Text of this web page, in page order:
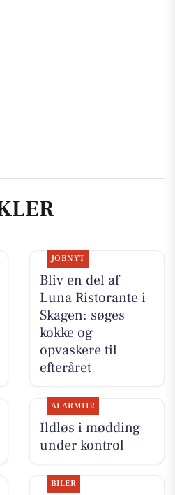
JOBNYT
Bliv en del af
Luna Ristorante i
Skagen: søges
kokke og
opvaskere til
efteråret
ALARM112
Ildløs i mødding
under kontrol
BILER